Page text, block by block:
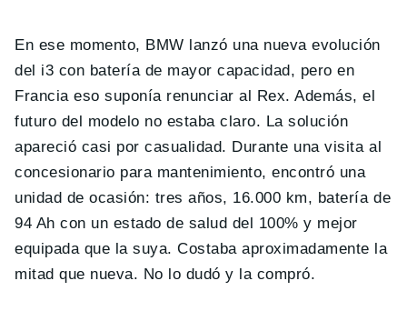
En ese momento, BMW lanzó una nueva evolución
del i3 con batería de mayor capacidad, pero en
Francia eso suponía renunciar al Rex. Además, el
futuro del modelo no estaba claro. La solución
apareció casi por casualidad. Durante una visita al
concesionario para mantenimiento, encontró una
unidad de ocasión: tres años, 16.000 km, batería de
94 Ah con un estado de salud del 100% y mejor
equipada que la suya. Costaba aproximadamente la
mitad que nueva. No lo dudó y la compró.